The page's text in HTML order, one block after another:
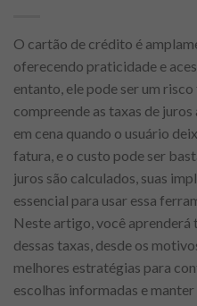
O cartão de crédito é
oferecendo praticidade e
entanto, ele pode ser um
compreende as taxas de
em cena quando o usuário
fatura, e o custo pode ser
juros são calculados, suas
essencial para usar essa
Neste artigo, você
dessas taxas, desde os
melhores estratégias para
escolhas informadas e